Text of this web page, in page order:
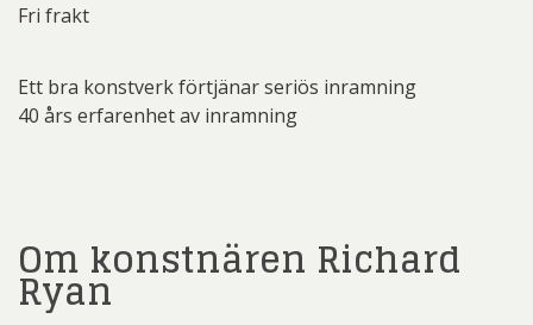
Fri frakt
Ett bra konstverk förtjänar seriös inramning
40 års erfarenhet av inramning
Om konstnären Richard
Ryan